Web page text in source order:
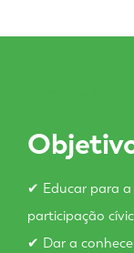
✔ Educar para
participação
✔ Dar a